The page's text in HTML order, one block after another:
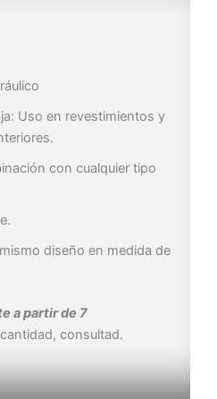
Uso en revestimientos y
con cualquier tipo
diseño en medida de
a partir de 7
consultad.